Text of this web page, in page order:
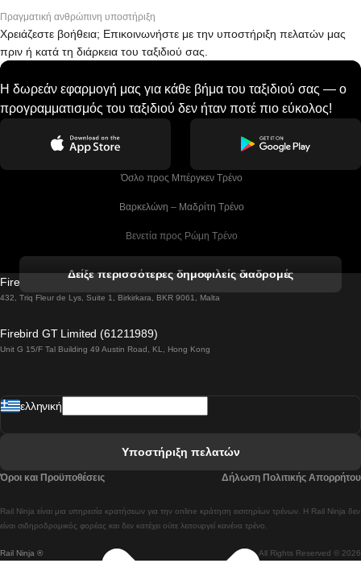
Πραγματική ανθρώπινη υποστήριξη
Χρειάζεστε βοήθεια; Επικοινωνήστε με την υποστήριξη πελατών μας
πριν ή κατά τη διάρκεια του ταξιδιού σας.
Η δωρεάν εφαρμογή μας για κάθε βήμα του ταξιδιού σας — ο
προγραμματισμός του ταξιδιού δεν ήταν ποτέ πιο εύκολος!
Όσλο προς Μπέργκεν Tρένο
Βαρκελώνη – Μαδρίτη Tρένο
Βενετία προς Ρώμη Τρένο
Βιέννη προς Σάλτσμπουργκ Τρένα
Βουδαπέστη προς Πράγα Tρένο
Λισαβόνα προς Λάγος Tρένο
Λισαβόνα προς Μαδρίτη Τρένα
Δείξε περισσότερες δημοφιλείς διαδρομές
Firebird GT Limited (OC 1451)
432, Triq Fleur de Lys, Suite 1, Birkirkara, BKR 9061, Malta
Firebird GT Limited (61211989)
Unit G 15/F Tal Building 49 Austin Road, KL, Hong Kong
Rail Ninja ® All Rights Reserved © 2026
Rail Ninja είναι μια υπηρεσία κρατήσεων για την online κράτηση εισιτηρίων τρένων. Η Rail Ninja δεν
είναι σιδηροδρομικός φορέας και δεν κατέχει ούτε λειτουργεί κανένα τρένο.
ελληνική
Υποστήριξη πελατών
Όροι και Προϋποθέσεις Δήλωση Πολιτικής Απορρήτου